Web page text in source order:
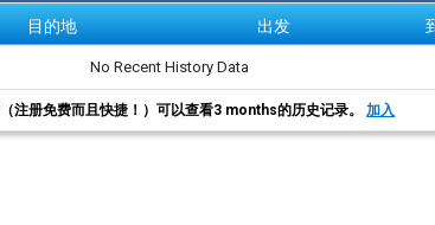
目的地 出发
No Recent History Data
注册免费而且快捷！）可以查看3 months的历史记录。加入